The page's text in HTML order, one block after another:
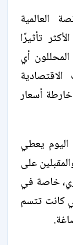
العالمية
تأثيرًا
أي
أسعار
اليوم يعطي
على
خاصة في
كانت تتسم